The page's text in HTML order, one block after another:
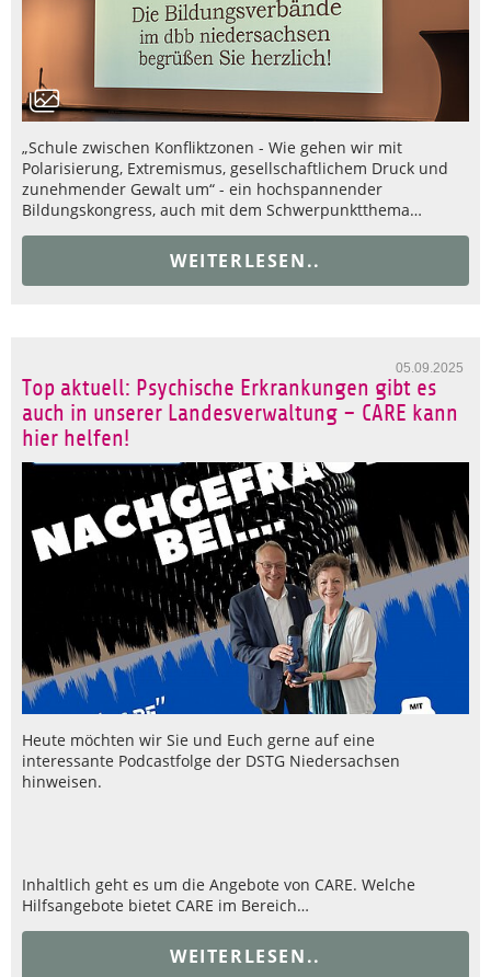
„Schule zwischen Konfliktzonen - Wie gehen wir mit
Polarisierung, Extremismus, gesellschaftlichem Druck und
zunehmender Gewalt um“ - ein hochspannender
Bildungskongress, auch mit dem Schwerpunktthema…
WEITERLESEN..
05.09.2025
Top aktuell: Psychische Erkrankungen gibt es
auch in unserer Landesverwaltung – CARE kann
hier helfen!
Heute möchten wir Sie und Euch gerne auf eine
interessante Podcastfolge der DSTG Niedersachsen
hinweisen.
Inhaltlich geht es um die Angebote von CARE. Welche
Hilfsangebote bietet CARE im Bereich…
WEITERLESEN..